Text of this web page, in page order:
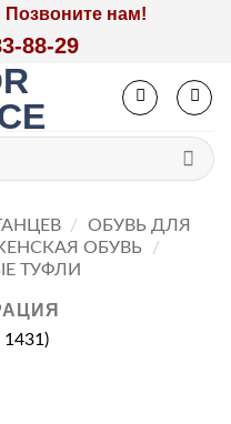
нам!
88-29
/
ОБУВЬ ДЛЯ
ОБУВЬ
/
ТУФЛИ